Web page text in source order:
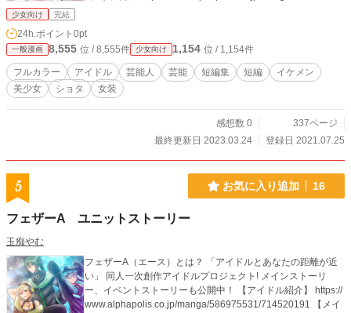
e.com/channel/UCGZWfuqVNwufk9ni1WV5CHA
少女向け 完結
24h.ポイント 0pt
一般漫画 8,555 位 / 8,555件 少女向け 1,154 位 / 1,154件
フルカラー アイドル 芸能人 芸能 短編集 短編
イケメン
美少女
ショタ 女装
感想数 0
337ページ
最終更新日 2023.03.24
登録日 2021.07.25
5 お気に入り追加 16
フェザーA ユニットストーリー
玉痴やむ
フェザーA（エース）とは？ 「アイドルとあなたの距離が近
い」 同人一次創作アイドルプロジェクト! メインストーリ
ー、イベントストーリーも公開中！ 【アイドル紹介】 https://
www.alphapolis.co.jp/manga/586975531/714520191 【メイ